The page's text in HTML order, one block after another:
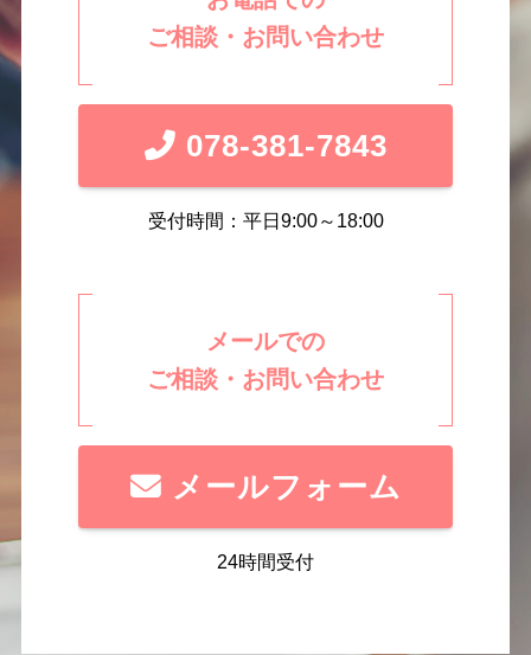
ご相談・お問い合わせ
078-381-7843
受付時間：平日9:00～18:00
メールでの
ご相談・お問い合わせ
メールフォーム
24時間受付